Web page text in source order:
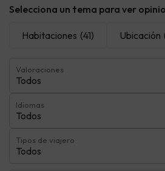
Selecciona un tema para ver
Habitaciones (41) Ubicación
Valoraciones
Todos
Idiomas
Todos
Tipos de viajero
Todos